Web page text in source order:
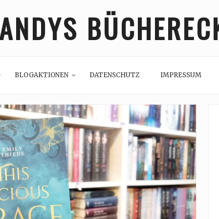
BLOGAKTIONEN DATENSCHUTZ IMPRESSUM